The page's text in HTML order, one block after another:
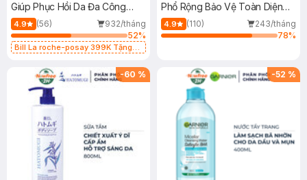
Giúp Phục Hồi Da Đa Công
Dụng 40ml
4.9 (56)
932/tháng
52%
Bill La roche-posay 399K Tặng
(SL có hạn)
Phổ Rộng Bảo Vệ Toàn Diện
40ml
4.9 (110)
243/tháng
78%
-60 % -52 %